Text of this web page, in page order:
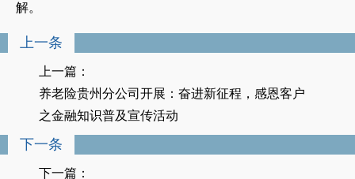
解。
上一条
上一篇：
养老险贵州分公司开展：奋进新征程，感恩客户
之金融知识普及宣传活动
下一条
下一篇：